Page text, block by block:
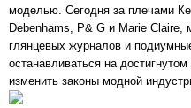
моделью. Сегодня за плечами
Debenhams, P& G и Marie Claire,
глянцевых журналов и
останавливаться на
изменить законы модной